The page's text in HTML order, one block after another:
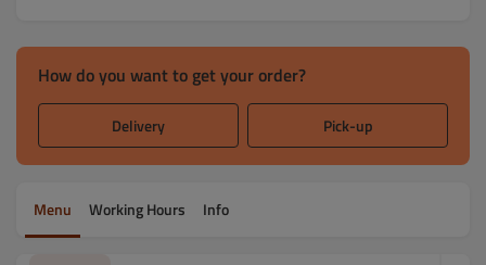
How do you want to get your order?
Delivery Pick-up
Menu Working Hours Info